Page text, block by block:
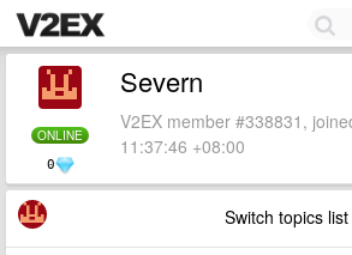
ONLINE
0
Severn
V2EX member #338831,
11:37:46 +08:00
Switch topics list